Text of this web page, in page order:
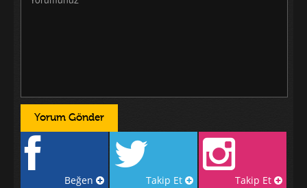
Beğen Takip Et Takip Et